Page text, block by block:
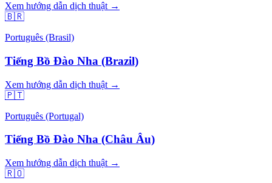
Xem hướng dẫn dịch thuật →
🇧🇷
Português (Brasil)
Tiếng Bồ Đào Nha (Brazil)
Xem hướng dẫn dịch thuật →
🇵🇹
Português (Portugal)
Tiếng Bồ Đào Nha (Châu Âu)
Xem hướng dẫn dịch thuật →
🇷🇴